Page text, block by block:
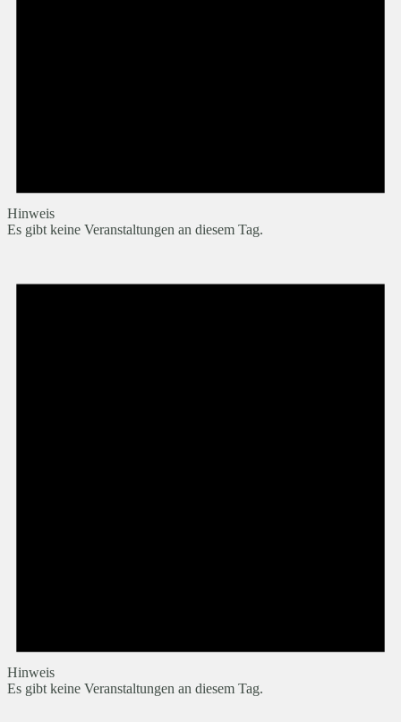
Hinweis
Es gibt keine Veranstaltungen an diesem Tag.
Hinweis
Es gibt keine Veranstaltungen an diesem Tag.